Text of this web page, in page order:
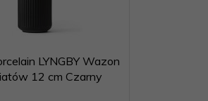
LYNGBY Wazon
12 cm Czarny